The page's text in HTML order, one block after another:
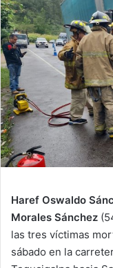
email
Haref Oswaldo
Morales Sánchez
las tres víctimas
sábado en la